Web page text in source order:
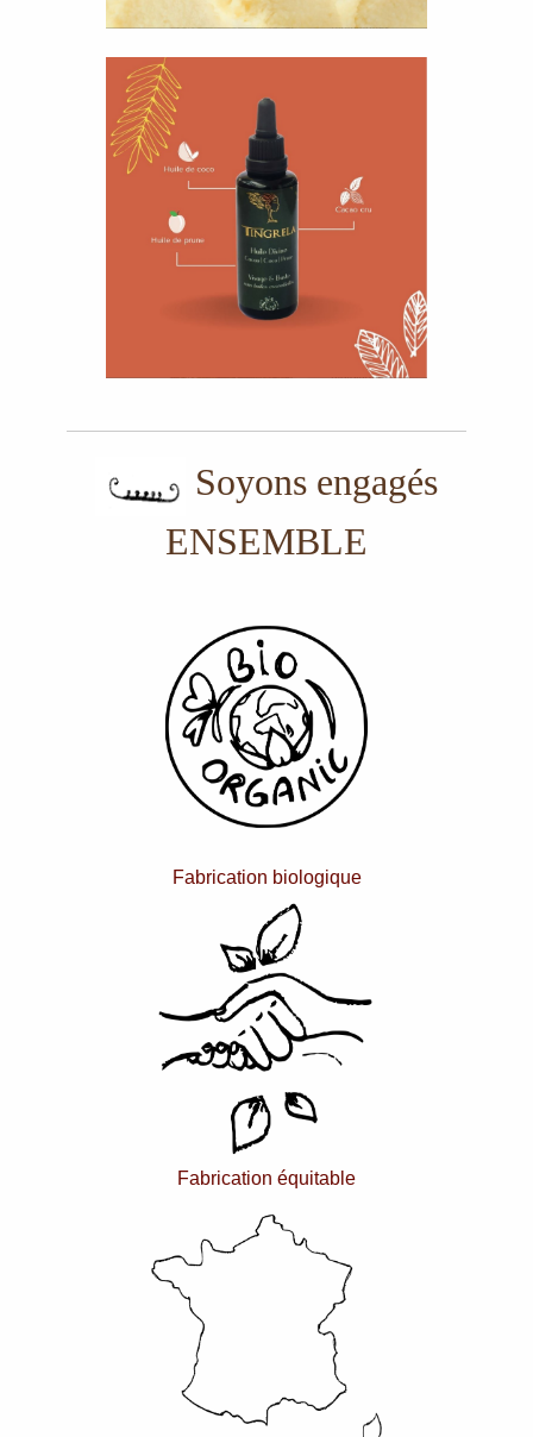
Soyons engagés
ENSEMBLE
Fabrication biologique
Fabrication équitable